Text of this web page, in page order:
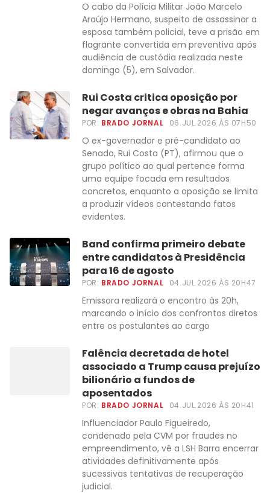
O cabo da Polícia Militar João Marcelo
Araújo Hermano, suspeito de assassinar a
esposa também policial, teve a prisão em
flagrante convertida em preventiva após
audiência de custódia realizada neste
domingo (5), em Salvador.
Rui Costa critica oposição por
negar avanços e obras na Bahia
POR: BRADO JORNAL 06.JUL.2026 ÀS 07H50
O ex-governador e pré-candidato ao
Senado, Rui Costa (PT), afirmou que o
grupo político ao qual pertence forma
uma equipe focada em resultados
concretos, enquanto a oposição se limita
a produzir vídeos contestando fatos
evidentes.
Band confirma primeiro debate
entre candidatos à Presidência
para 16 de agosto
POR: BRADO JORNAL 04.JUL.2026 ÀS 20H47
Emissora realizará o encontro às 20h,
marcando o início dos confrontos diretos
entre os postulantes ao cargo
Falência decretada de hotel
associado a Trump causa prejuízo
bilionário a fundos de
aposentados
POR: BRADO JORNAL 04.JUL.2026 ÀS 20H41
Influenciador Paulo Figueiredo,
condenado pela CVM por fraudes no
empreendimento, vê a LSH Barra encerrar
atividades definitivamente após
sucessivas tentativas de recuperação
judicial.